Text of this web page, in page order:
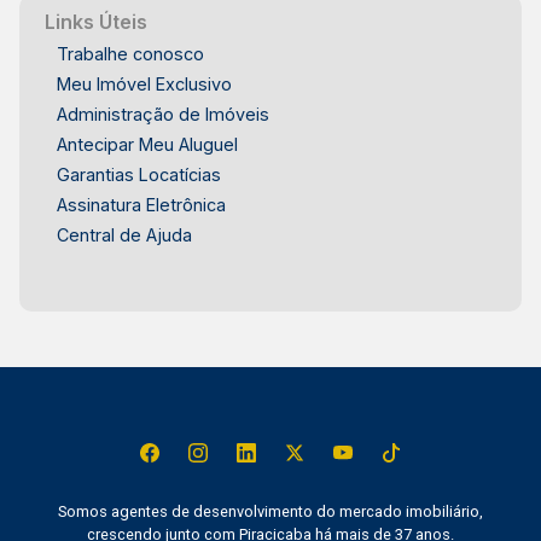
Links Úteis
Trabalhe conosco
Meu Imóvel Exclusivo
Administração de Imóveis
Antecipar Meu Aluguel
Garantias Locatícias
Assinatura Eletrônica
Central de Ajuda
Somos agentes de desenvolvimento do mercado imobiliário,
crescendo junto com Piracicaba há mais de 37 anos.